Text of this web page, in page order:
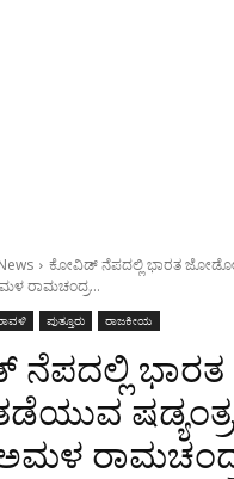
ಕೋವಿಡ್ ನೆಪದಲ್ಲಿ ಭಾರತ ಜೋಡೋ
ರಾಮಚಂದ್ರ...
ಪುತ್ತೂರು ರಾಜಕೀಯ
ನೆಪದಲ್ಲಿ
ಷಡ್ಯಂತ್ರ
ಅಮಳ